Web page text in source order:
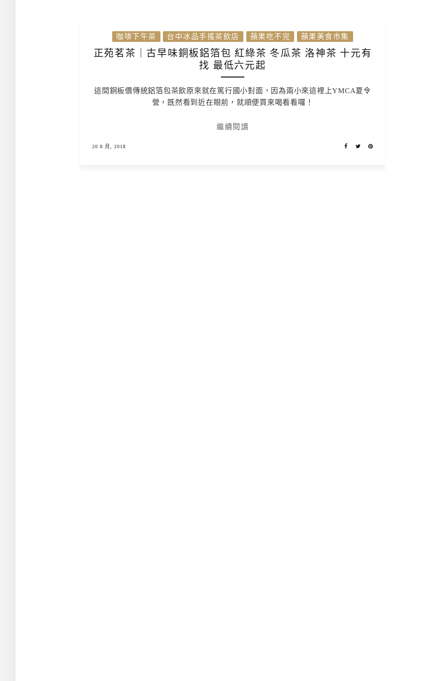
咖啡下午茶 台中冰品手搖茶飲店 蘋果吃不完 蘋果美食市集
正苑茗茶｜古早味銅板鋁箔包 紅綠茶 冬瓜茶 洛神茶 十元有
找 最低六元起
這間銅板價傳統鋁箔包茶飲原來就在篤行國小對面，因為兩小來這裡上YMCA夏令
營，既然看到近在眼前，就順便買來喝看看囉！
繼續閱讀
20 8 月, 2018